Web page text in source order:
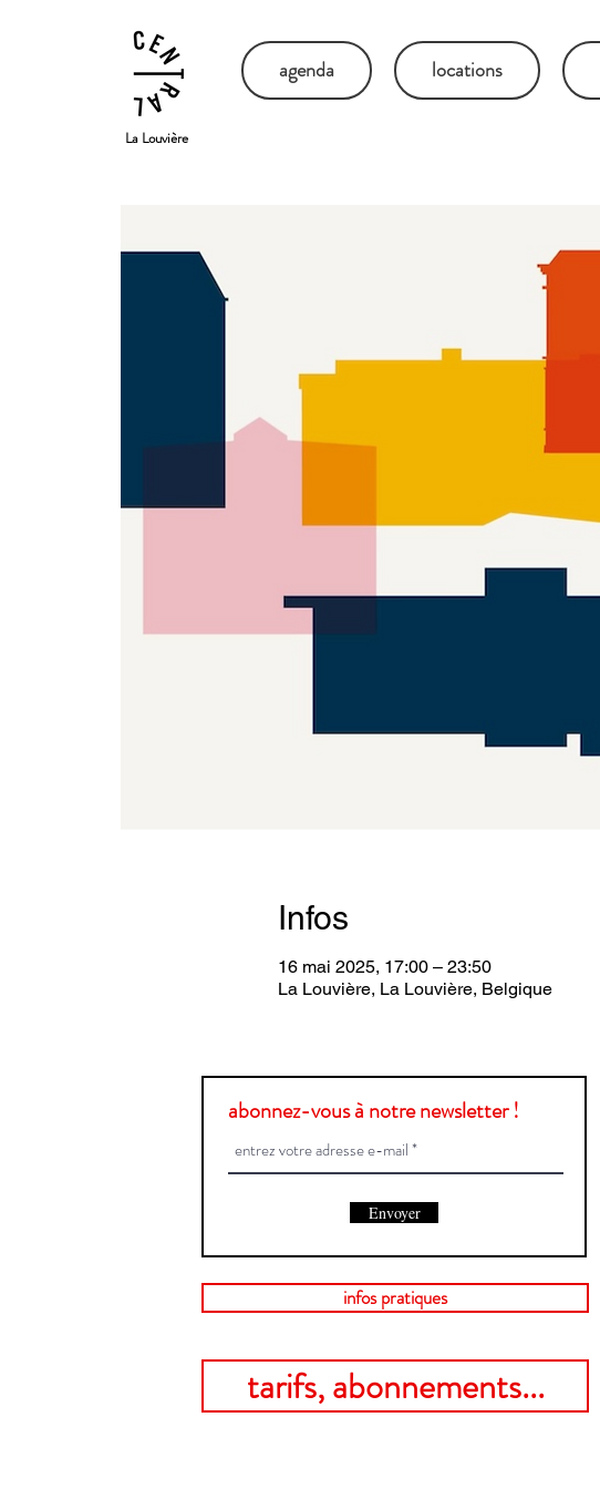
La Louvière
agenda locations
Infos
16 mai 2025, 17:00 – 23:50
La Louvière, La Louvière, Belgique
abonnez-vous à notre newsletter !
Envoyer
infos pratiques
tarifs, abonnements...